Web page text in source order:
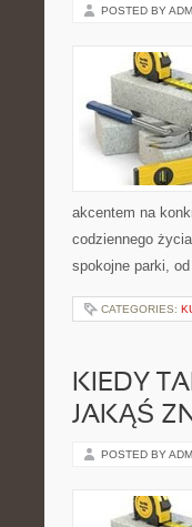
POSTED BY
akcentem na
codziennego
spokojne parki,
CATEGORIES:
KIEDY
JAKĄŚ
POSTED BY